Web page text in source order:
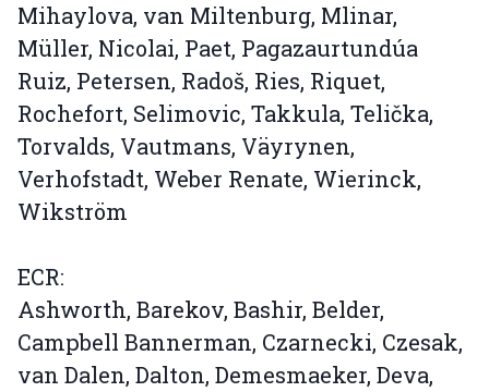
Mihaylova, van Miltenburg, Mlinar,
Müller, Nicolai, Paet, Pagazaurtundúa
Ruiz, Petersen, Radoš, Ries, Riquet,
Rochefort, Selimovic, Takkula, Telička,
Torvalds, Vautmans, Väyrynen,
Verhofstadt, Weber Renate, Wierinck,
Wikström
ECR:
Ashworth, Barekov, Bashir, Belder,
Campbell Bannerman, Czarnecki, Czesak,
van Dalen, Dalton, Demesmaeker, Deva,